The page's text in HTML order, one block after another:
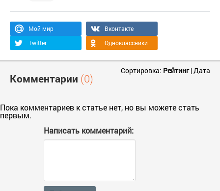
Мой мир
Вконтакте
Twitter
Одноклассники
Комментарии (0)
Сортировка: Рейтинг|Дата
Пока комментариев к статье нет, но вы можете стать
первым.
Написать комментарий: